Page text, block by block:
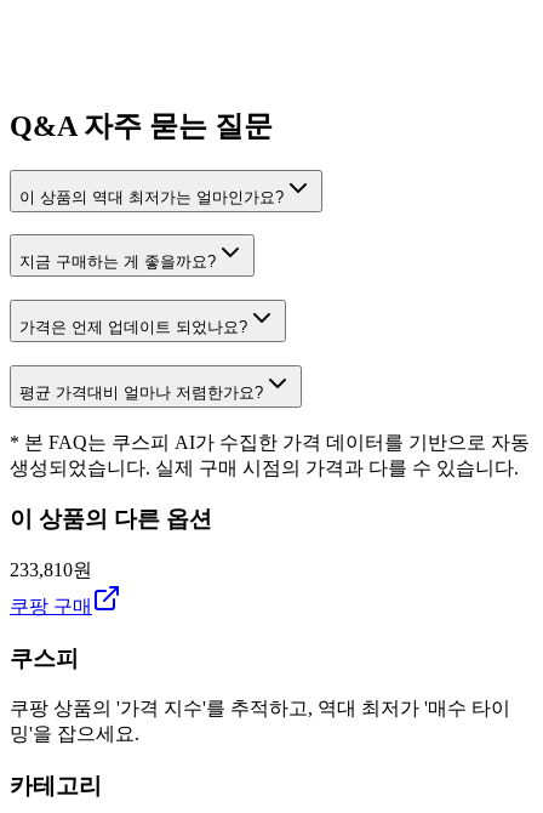
Q&A 자주 묻는 질문
이 상품의 역대 최저가는 얼마인가요?
지금 구매하는 게 좋을까요?
가격은 언제 업데이트 되었나요?
평균 가격대비 얼마나 저렴한가요?
* 본 FAQ는 쿠스피 AI가 수집한 가격 데이터를 기반으로 자동
생성되었습니다. 실제 구매 시점의 가격과 다를 수 있습니다.
이 상품의 다른 옵션
233,810원
쿠팡 구매
쿠스피
쿠팡 상품의 '가격 지수'를 추적하고, 역대 최저가 '매수 타이
밍'을 잡으세요.
카테고리